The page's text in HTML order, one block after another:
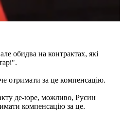
обидва на контрактах, які
отримати за це компенсацію.
де-юре, можливо, Русин
компенсацію за це.